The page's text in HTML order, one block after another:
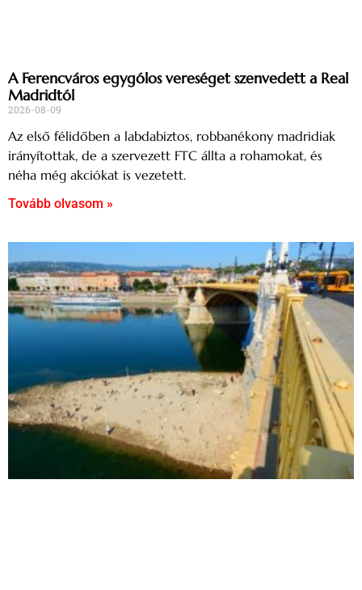
A Ferencváros egygólos vereséget szenvedett a Real
Madridtól
2026-08-09
Az első félidőben a labdabiztos, robbanékony madridiak
irányítottak, de a szervezett FTC állta a rohamokat, és
néha még akciókat is vezetett.
Tovább olvasom »